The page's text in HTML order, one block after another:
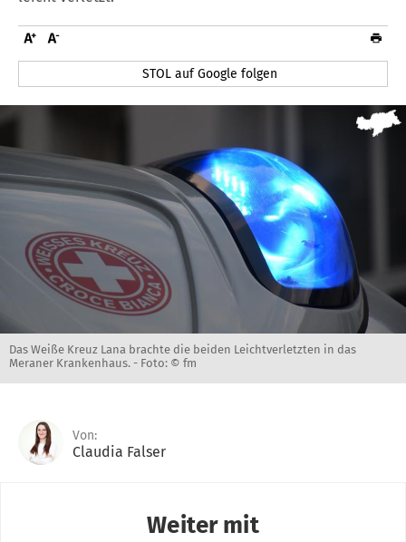
STOL auf Google folgen
Das Weiße Kreuz Lana brachte die beiden Leichtverletzten in das
Meraner Krankenhaus. - Foto: © fm
Von:
Claudia Falser